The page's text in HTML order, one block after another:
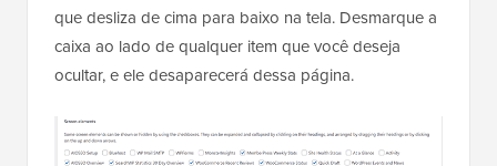
que desliza de cima para baixo na tela. Desmarque a
caixa ao lado de qualquer item que você deseja
ocultar, e ele desaparecerá dessa página.